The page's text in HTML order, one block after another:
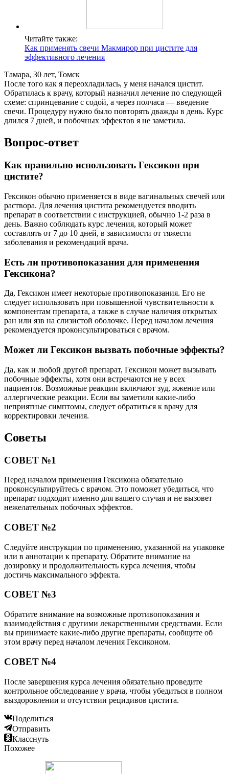
Читайте также:
Как применять свечи Макмирор при цистите для
эффективного лечения
Тамара, 30 лет, Томск
После того как я переохладилась, у меня начался цистит.
Обратилась к врачу, который назначил лечение по следующей
схеме: спринцевание с содой, а через полчаса — введение
свечи. Процедуру нужно было повторять дважды в день. Курс
длился 7 дней, и побочных эффектов я не заметила.
Вопрос-ответ
Как правильно использовать Гексикон при
цистите?
Гексикон обычно применяется в виде вагинальных свечей или
раствора. Для лечения цистита рекомендуется вводить
препарат в соответствии с инструкцией, обычно 1-2 раза в
день. Важно соблюдать курс лечения, который может
составлять от 7 до 10 дней, в зависимости от тяжести
заболевания и рекомендаций врача.
Есть ли противопоказания для применения
Гексикона?
Да, Гексикон имеет некоторые противопоказания. Его не
следует использовать при повышенной чувствительности к
компонентам препарата, а также в случае наличия открытых
ран или язв на слизистой оболочке. Перед началом лечения
рекомендуется проконсультироваться с врачом.
Может ли Гексикон вызвать побочные эффекты?
Да, как и любой другой препарат, Гексикон может вызывать
побочные эффекты, хотя они встречаются не у всех
пациентов. Возможные реакции включают зуд, жжение или
аллергические реакции. Если вы заметили какие-либо
неприятные симптомы, следует обратиться к врачу для
корректировки лечения.
Советы
СОВЕТ №1
Перед началом применения Гексикона обязательно
проконсультируйтесь с врачом. Это поможет убедиться, что
препарат подходит именно для вашего случая и не вызовет
нежелательных побочных эффектов.
СОВЕТ №2
Следуйте инструкции по применению, указанной на упаковке
или в аннотации к препарату. Обратите внимание на
дозировку и продолжительность курса лечения, чтобы
достичь максимального эффекта.
СОВЕТ №3
Обратите внимание на возможные противопоказания и
взаимодействия с другими лекарственными средствами. Если
вы принимаете какие-либо другие препараты, сообщите об
этом врачу перед началом лечения Гексиконом.
СОВЕТ №4
После завершения курса лечения обязательно проведите
контрольное обследование у врача, чтобы убедиться в полном
выздоровлении и отсутствии рецидивов цистита.
Поделиться
Отправить
Класснуть
Похожее